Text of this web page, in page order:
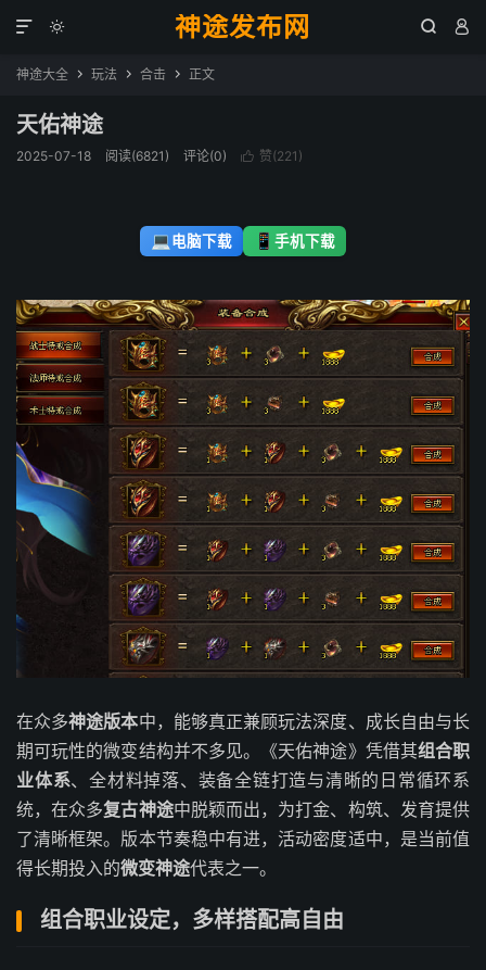
神途发布网
  

神途大全  玩法  合击  正文
天佑神途
2025-07-18 阅读(6821) 评论(0)  赞(221 )
💻电脑下载 📱 手机下载
在众多神途版本中，能够真正兼顾玩法深度、成长自由与长
期可玩性的微变结构并不多见。《天佑神途》凭借其组合职
业体系、全材料掉落、装备全链打造与清晰的日常循环系
统，在众多复古神途中脱颖而出，为打金、构筑、发育提供
了清晰框架。版本节奏稳中有进，活动密度适中，是当前值
得长期投入的微变神途代表之一。
组合职业设定，多样搭配高自由